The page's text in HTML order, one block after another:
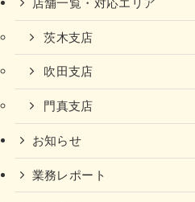
店舗一覧・対応エリア
茨木支店
吹田支店
門真支店
お知らせ
業務レポート